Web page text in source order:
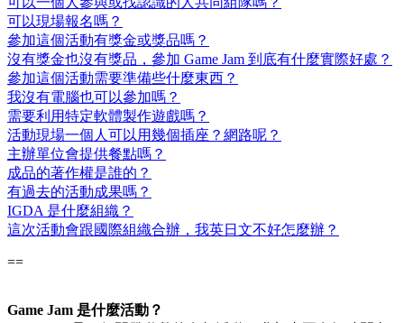
可以現場報名嗎？
參加這個活動有獎金或獎品嗎？
沒有獎金也沒有獎品，參加 Game Jam 到底有什麼實際好處？
參加這個活動需要準備些什麼東西？
我沒有電腦也可以參加嗎？
需要利用特定軟體製作遊戲嗎？
活動現場一個人可以用幾個插座？網路呢？
主辦單位會提供餐點嗎？
成品的著作權是誰的？
有過去的活動成果嗎？
IGDA 是什麼組織？
這次活動會跟國際組織合辦，我英日文不好怎麼辦？
==
Game Jam 是什麼活動？